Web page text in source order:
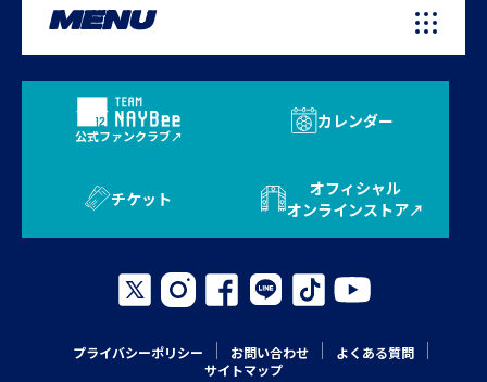
MENU
公式ファンクラブ
カレンダー
チケット
オフィシャル
オンラインストア
プライバシーポリシー お問い合わせ
よくある質問
サイトマップ